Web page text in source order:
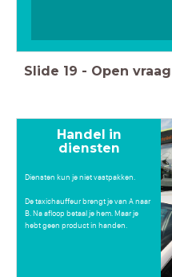
Slide 19 - Open vraag
Handel in
diensten
Diensten kun je niet vastpakken.
De taxichauffeur brengt je van A naar
B. Na afloop betaal je hem. Maar je
hebt geen product in handen.